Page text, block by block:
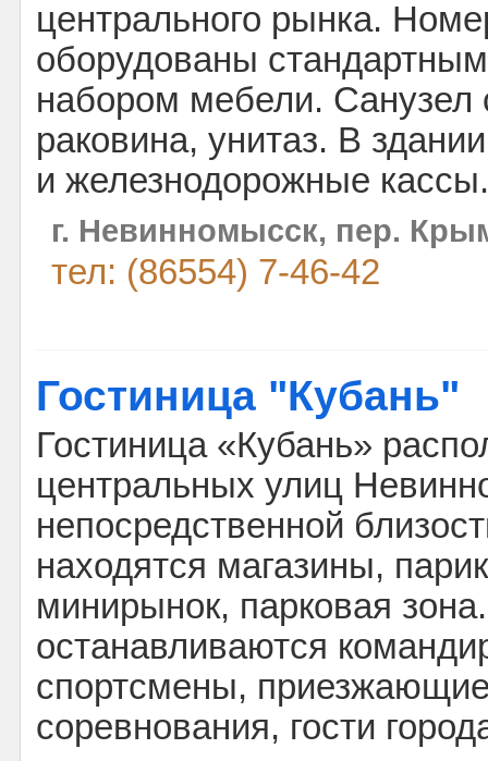
центрального рынка.
оборудованы
набором мебели.
раковина, унитаз. В
и железнодорожные кассы.
г. Невинномысск, пер.
тел: (86554) 7-46-42
Гостиница "Кубань"
Гостиница «Кубань»
центральных улиц
непосредственной
находятся магазины,
минирынок, парковая
останавливаются
спортсмены,
соревнования, гости